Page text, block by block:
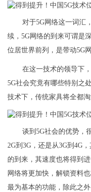
对于5G网络这一词汇
续，5G网络的到来可谓是
位居世界前列，是带动5G
在这一技术的领导下
5G社会究竟有哪些特别之
技术下，传统家具将全都
谈到5G社会的优势，
2G到3G，还是从3G到4G
的到来，其速度也将得到
网络将更加快，解锁资料
最为基本的功能，除此之